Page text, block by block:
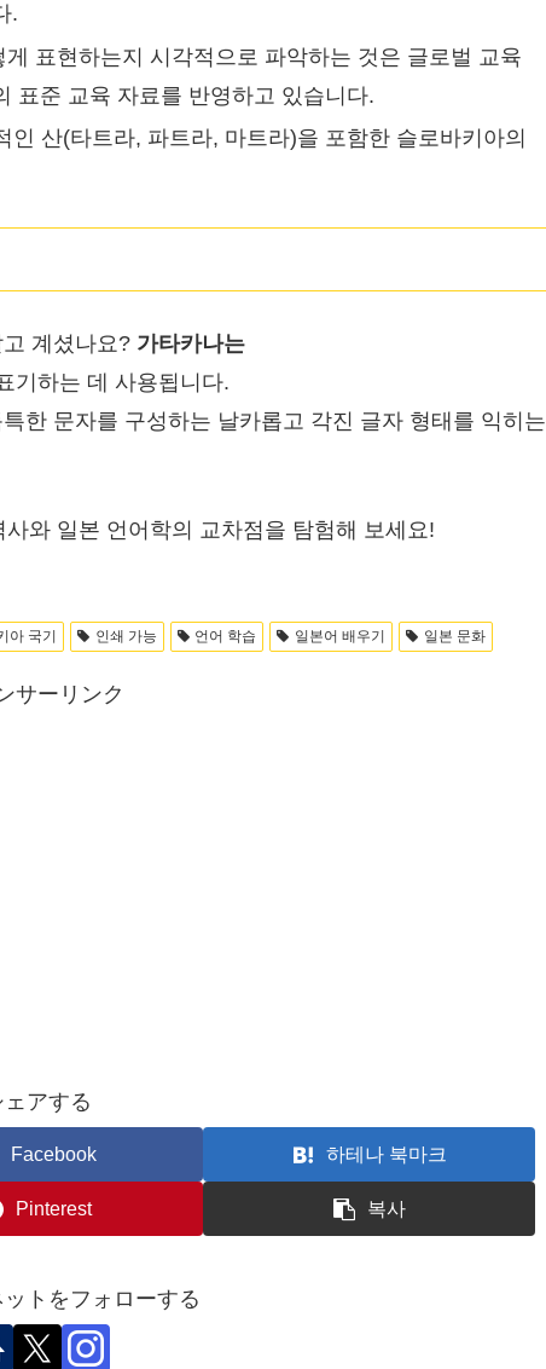
.
표현하는지 시각적으로 파악하는 것은 글로벌 교육
표준 교육 자료를 반영하고 있습니다.
인 산(타트라, 파트라, 마트라)을 포함한 슬로바키아의
계셨나요? 가타카나는
기하는 데 사용됩니다.
한 문자를 구성하는 날카롭고 각진 글자 형태를 익히는
와 일본 언어학의 교차점을 탐험해 보세요!
아 국기 인쇄 가능 언어 학습 일본어 배우기 일본 문화
サーリンク
ェアする
Facebook 하테나 북마크
Pinterest 복사
トをフォローする